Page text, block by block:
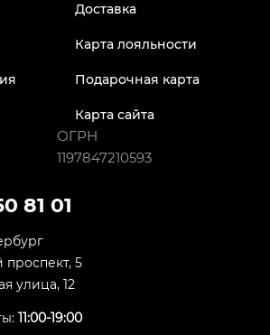
Доставка
Карта лояльности
Подарочная карта
Карта сайта
ОГРН
1197847210593
81 01
проспект, 5
улица, 12
11:00-19:00